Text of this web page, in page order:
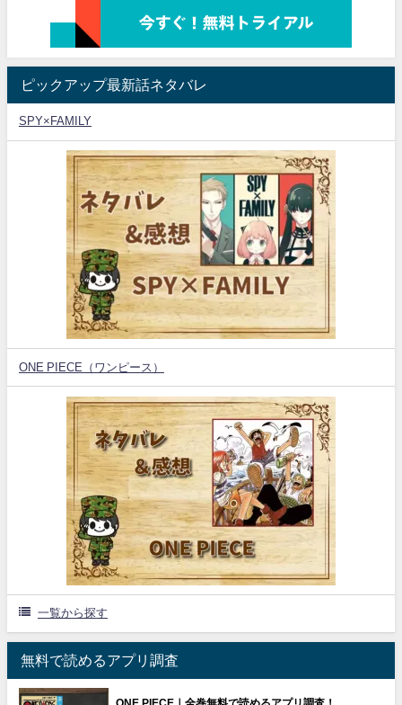
ピックアップ最新話ネタバレ
SPY×FAMILY
ONE PIECE（ワンピース）
一覧から探す
無料で読めるアプリ調査